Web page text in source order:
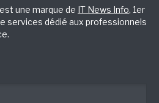
une marque de IT News Info, 1er
services dédié aux professionnels